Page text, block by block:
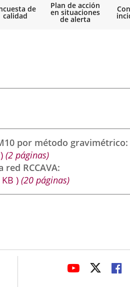
de
calidad
Plan de acción
en situaciones
de alerta
por método gravimétrico
) (2 páginas)
RCCAVA
KB) (20 páginas)
ENLACEENLACE